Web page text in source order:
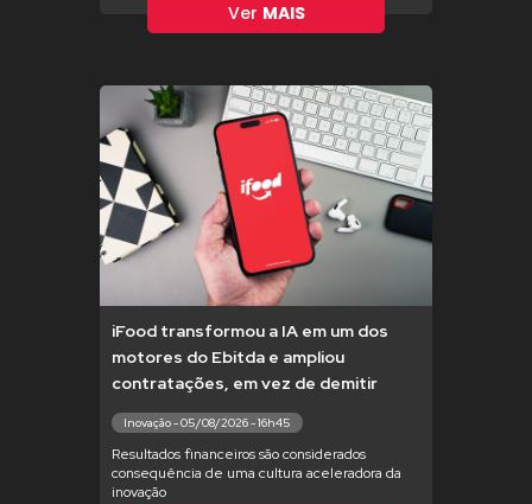
Ver MAIS
iFood transformou a IA em um dos
motores do Ebitda e ampliou
contratações, em vez de demitir
Inovação - 05/08/2026 - 16h45
Resultados financeiros são considerados
consequência de uma cultura aceleradora da
inovação